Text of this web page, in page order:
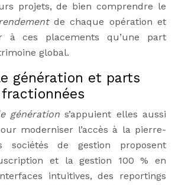
projets, de bien comprendre le
de chaque opération et
à ces placements qu’une part
global.
génération et parts
génération s’appuient elles aussi
moderniser l’accès à la pierre-
sociétés de gestion proposent
et la gestion 100 % en
intuitives, des reportings